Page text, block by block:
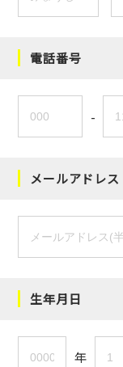
電話番号
-
メールアドレス
生年月日
年